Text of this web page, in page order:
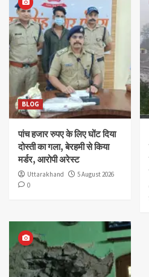
BLOG
पांच हजार रुपए के लिए घोंट दिया
दोस्ती का गला, बेरहमी से किया
मर्डर, आरोपी अरेस्ट
Uttarakhand
5 August 2026
0